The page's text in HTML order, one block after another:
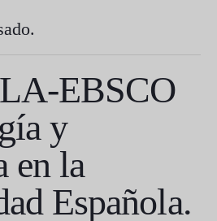
EBSCO
y
en la
Española.